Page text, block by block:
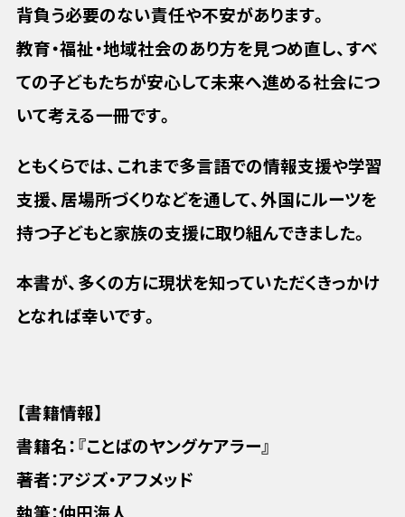
背負う必要のない責任や不安があります。
教育・福祉・地域社会のあり方を見つめ直し、すべ
ての子どもたちが安心して未来へ進める社会につ
いて考える一冊です。
ともくらでは、これまで多言語での情報支援や学習
支援、居場所づくりなどを通して、外国にルーツを
持つ子どもと家族の支援に取り組んできました。
本書が、多くの方に現状を知っていただくきっかけ
となれば幸いです。
【書籍情報】
書籍名：『ことばのヤングケアラー』
著者：アジズ・アフメッド
執筆：仲田海人